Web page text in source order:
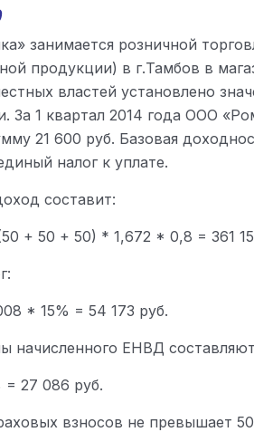
занимается розничной
продукции) в г.Тамбов в
властей установлено
За 1 квартал 2014 года ООО
21 600 руб. Базовая
налог к уплате.
составит:
+ 50 + 50) * 1,672 * 0,8 = 361
* 15% = 54 173 руб.
начисленного ЕНВД
27 086 руб.
взносов не превышает